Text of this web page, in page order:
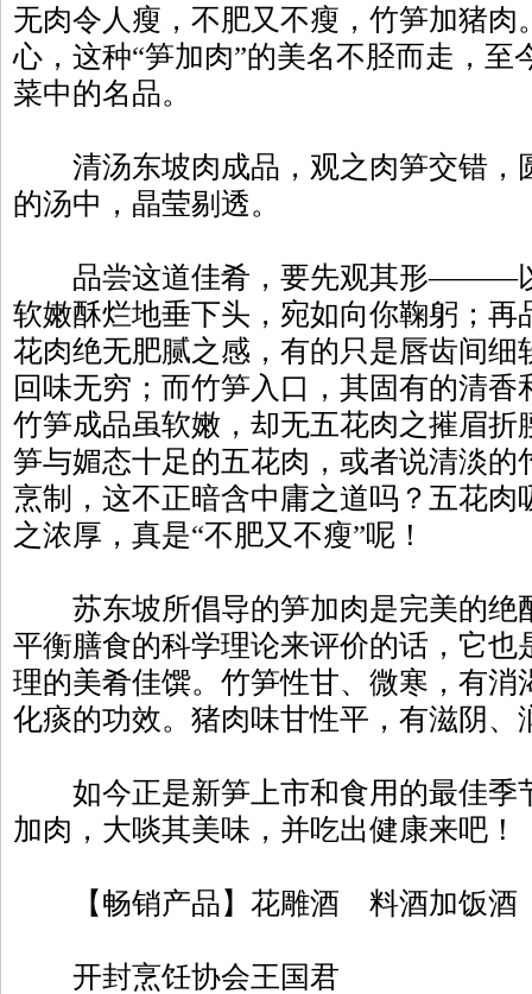
无肉令人瘦，不肥又不瘦，竹笋加猪肉
心，这种“笋加肉”的美名不胫而走，至
菜中的名品。
清汤东坡肉成品，观之肉笋交错，
的汤中，晶莹剔透。
品尝这道佳肴，要先观其形———以
软嫩酥烂地垂下头，宛如向你鞠躬；
花肉绝无肥腻之感，有的只是唇齿间细
回味无穷；而竹笋入口，其固有的清
竹笋成品虽软嫩，却无五花肉之摧眉折
笋与媚态十足的五花肉，或者说清淡的
烹制，这不正暗含中庸之道吗？五花肉
之浓厚，真是“不肥又不瘦”呢！
苏东坡所倡导的笋加肉是完美的绝
平衡膳食的科学理论来评价的话，它也
理的美肴佳馔。竹笋性甘、微寒，有消
化痰的功效。猪肉味甘性平，有滋阴、
如今正是新笋上市和食用的最佳季
加肉，大啖其美味，并吃出健康来吧！
【畅销产品】花雕酒 料酒加饭
开封烹饪协会王国君